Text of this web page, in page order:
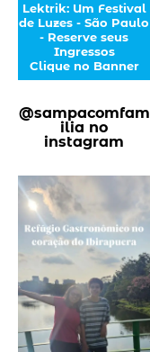
Lektrik: Um Festival
de Luzes - São Paulo
- Reserve seus
Ingressos
Clique no Banner
@sampacomfam
ilia no
instagram